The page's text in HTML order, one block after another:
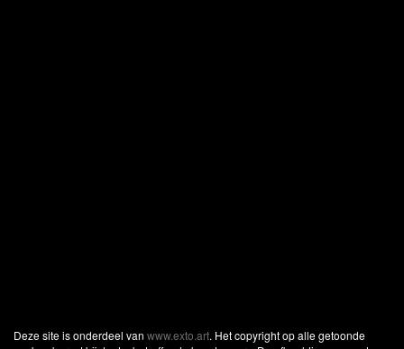
Deze site is onderdeel van www.exto.art. Het copyright op alle getoonde